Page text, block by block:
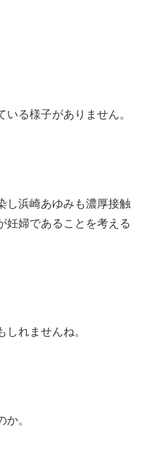
る様子がありません。
し浜崎あゆみも濃厚接触
妊婦であることを考える
しれませんね。
。